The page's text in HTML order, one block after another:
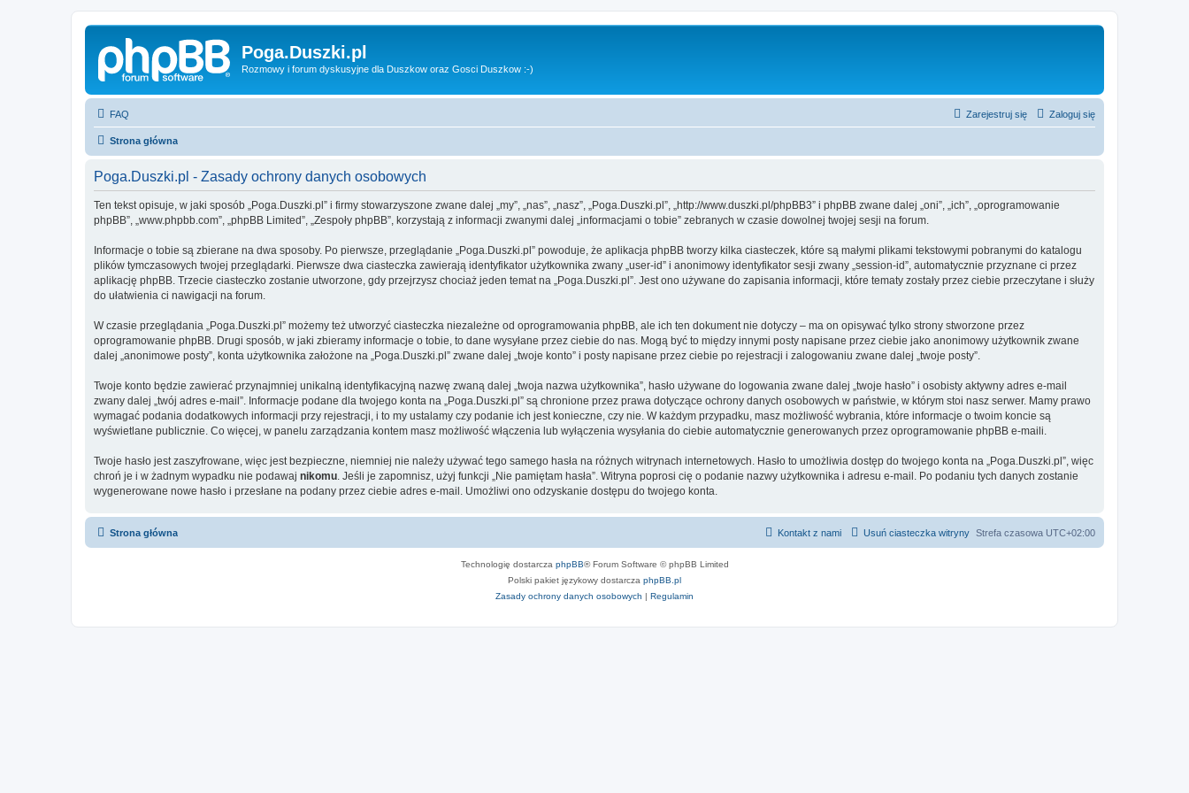
Poga.Duszki.pl
Rozmowy i forum dyskusyjne dla Duszkow oraz Gosci Duszkow :-)
FAQ Zaloguj się
Zarejestruj się
Strona główna
Poga.Duszki.pl - Zasady ochrony danych osobowych
Ten tekst opisuje, w jaki sposób „Poga.Duszki.pl” i firmy stowarzyszone zwane dalej „my”, „nas”, „nasz”, „Poga.Duszki.pl”, „http://www.duszki.pl/phpBB3” i phpBB zwane dalej „oni”, „ich”, „oprogramowanie
phpBB”, „www.phpbb.com”, „phpBB Limited”, „Zespoły phpBB”, korzystają z informacji zwanymi dalej „informacjami o tobie” zebranych w czasie dowolnej twojej sesji na forum.
Informacje o tobie są zbierane na dwa sposoby. Po pierwsze, przeglądanie „Poga.Duszki.pl” powoduje, że aplikacja phpBB tworzy kilka ciasteczek, które są małymi plikami tekstowymi pobranymi do katalogu
plików tymczasowych twojej przeglądarki. Pierwsze dwa ciasteczka zawierają identyfikator użytkownika zwany „user-id” i anonimowy identyfikator sesji zwany „session-id”, automatycznie przyznane ci przez
aplikację phpBB. Trzecie ciasteczko zostanie utworzone, gdy przejrzysz chociaż jeden temat na „Poga.Duszki.pl”. Jest ono używane do zapisania informacji, które tematy zostały przez ciebie przeczytane i służy
do ułatwienia ci nawigacji na forum.
W czasie przeglądania „Poga.Duszki.pl” możemy też utworzyć ciasteczka niezależne od oprogramowania phpBB, ale ich ten dokument nie dotyczy – ma on opisywać tylko strony stworzone przez
oprogramowanie phpBB. Drugi sposób, w jaki zbieramy informacje o tobie, to dane wysyłane przez ciebie do nas. Mogą być to między innymi posty napisane przez ciebie jako anonimowy użytkownik zwane
dalej „anonimowe posty”, konta użytkownika założone na „Poga.Duszki.pl” zwane dalej „twoje konto” i posty napisane przez ciebie po rejestracji i zalogowaniu zwane dalej „twoje posty”.
Twoje konto będzie zawierać przynajmniej unikalną identyfikacyjną nazwę zwaną dalej „twoja nazwa użytkownika”, hasło używane do logowania zwane dalej „twoje hasło” i osobisty aktywny adres e-mail
zwany dalej „twój adres e-mail”. Informacje podane dla twojego konta na „Poga.Duszki.pl” są chronione przez prawa dotyczące ochrony danych osobowych w państwie, w którym stoi nasz serwer. Mamy prawo
wymagać podania dodatkowych informacji przy rejestracji, i to my ustalamy czy podanie ich jest konieczne, czy nie. W każdym przypadku, masz możliwość wybrania, które informacje o twoim koncie są
wyświetlane publicznie. Co więcej, w panelu zarządzania kontem masz możliwość włączenia lub wyłączenia wysyłania do ciebie automatycznie generowanych przez oprogramowanie phpBB e-maili.
Twoje hasło jest zaszyfrowane, więc jest bezpieczne, niemniej nie należy używać tego samego hasła na różnych witrynach internetowych. Hasło to umożliwia dostęp do twojego konta na „Poga.Duszki.pl”, więc
chroń je i w żadnym wypadku nie podawaj nikomu . Jeśli je zapomnisz, użyj funkcji „Nie pamiętam hasła”. Witryna poprosi cię o podanie nazwy użytkownika i adresu e-mail. Po podaniu tych danych zostanie
wygenerowane nowe hasło i przesłane na podany przez ciebie adres e-mail. Umożliwi ono odzyskanie dostępu do twojego konta.
Strona główna Strefa czasowa UTC+02:00
Usuń ciasteczka witryny
Kontakt z nami
Technologię dostarcza phpBB® Forum Software © phpBB Limited
Polski pakiet językowy dostarcza phpBB.pl
Zasady ochrony danych osobowych | Regulamin